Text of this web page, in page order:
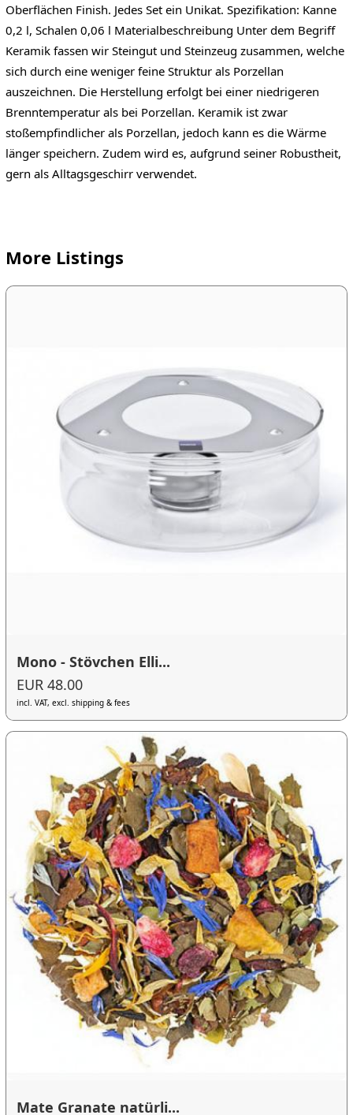
Oberflächen Finish. Jedes Set ein Unikat. Spezifikation: Kanne
0,2 l, Schalen 0,06 l Materialbeschreibung Unter dem Begriff
Keramik fassen wir Steingut und Steinzeug zusammen, welche
sich durch eine weniger feine Struktur als Porzellan
auszeichnen. Die Herstellung erfolgt bei einer niedrigeren
Brenntemperatur als bei Porzellan. Keramik ist zwar
stoßempfindlicher als Porzellan, jedoch kann es die Wärme
länger speichern. Zudem wird es, aufgrund seiner Robustheit,
gern als Alltagsgeschirr verwendet.
More Listings
Mono - Stövchen Elli...
EUR 48.00
incl. VAT, excl. shipping & fees
Mate Granate natürli...